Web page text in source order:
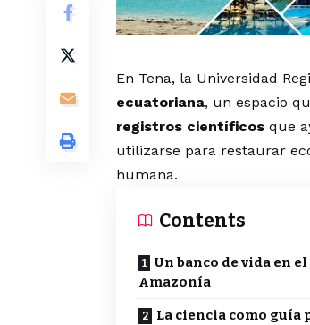
En Tena, la Universidad
ecuatoriana, un espacio
registros científicos que
utilizarse para restaurar
humana.
Contents
Un banco de vida en
Amazonía
La ciencia como guía